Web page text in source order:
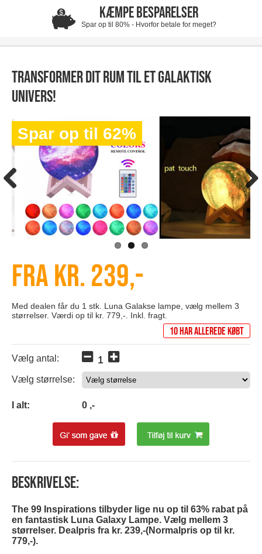
KÆMPE BESPARELSER
Spar op til 80% - Hvorfor betale for meget?
Transformer dit rum til et galaktisk
univers!
Spar op til 62%
Fra kr. 239,-
Med dealen får du 1 stk. Luna Galakse lampe, vælg mellem 3
størrelser. Værdi op til kr. 779,-. Inkl. fragt.
10 har allerede købt
Vælg antal:
Vælg størrelse:
I alt: 0 ,-
Beskrivelse:
The 99 Inspirations tilbyder lige nu op til 63% rabat på
en fantastisk Luna Galaxy Lampe. Vælg mellem 3
størrelser. Dealpris fra kr. 239,-(Normalpris op til kr.
779,-).